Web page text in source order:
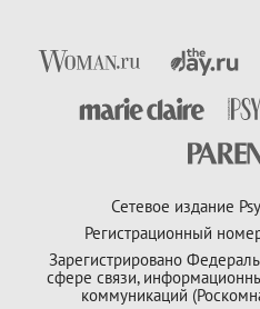
Сетевое издание
Регистрационный
Зарегистрировано
сфере связи,
коммуникаций